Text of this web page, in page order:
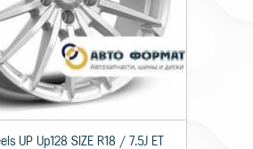
UP Up128 SIZE R18 / 7.5J ET